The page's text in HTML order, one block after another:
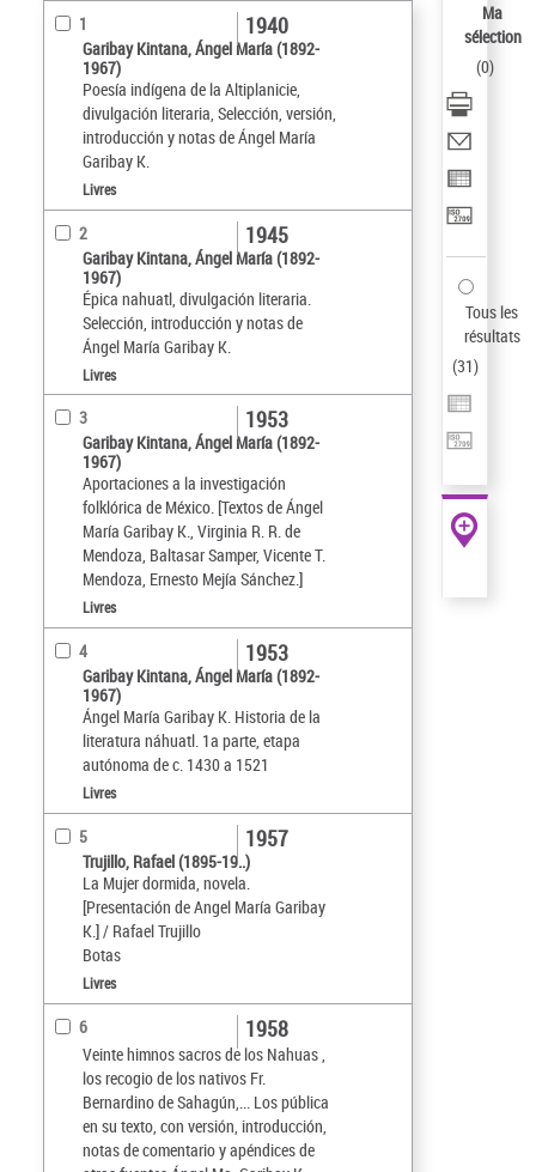
1
Garibay Kintana, Ángel María (1892-
1967)
Poesía indígena de la Altiplanicie,
divulgación literaria, Selección, versión,
introducción y notas de Ángel María
Garibay K.
1940
Livres
2
Garibay Kintana, Ángel María (1892-
1967)
Épica nahuatl, divulgación literaria.
Selección, introducción y notas de
Ángel María Garibay K.
1945
Livres
3
Garibay Kintana, Ángel María (1892-
1967)
Aportaciones a la investigación
folklórica de México. [Textos de Ángel
María Garibay K., Virginia R. R. de
Mendoza, Baltasar Samper, Vicente T.
Mendoza, Ernesto Mejía Sánchez.]
1953
Livres
4
Garibay Kintana, Ángel María (1892-
1967)
Ángel María Garibay K. Historia de la
literatura náhuatl. 1a parte, etapa
autónoma de c. 1430 a 1521
1953
Livres
5
Trujillo, Rafael (1895-19..)
La Mujer dormida, novela.
[Presentación de Angel María Garibay
K.] / Rafael Trujillo
Botas
1957
Livres
6
Veinte himnos sacros de los Nahuas ,
los recogio de los nativos Fr.
Bernardino de Sahagún,... Los pública
en su texto, con versión, introducción,
notas de comentario y apéndices de
1958
Ma
sélection
(0)
Tous les
résultats
(31)